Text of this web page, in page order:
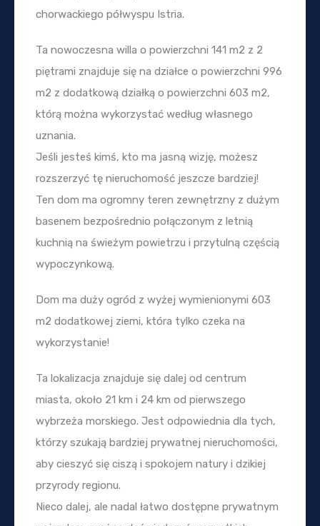
chorwackiego półwyspu Istria.
Ta nowoczesna willa o powierzchni 141 m2 z 2
piętrami znajduje się na działce o powierzchni 996
m2 z dodatkową działką o powierzchni 603 m2,
którą można wykorzystać według własnego
uznania.
Jeśli jesteś kimś, kto ma jasną wizję, możesz
rozszerzyć tę nieruchomość jeszcze bardziej!
Ten dom ma ogromny teren zewnętrzny z dużym
basenem bezpośrednio połączonym z letnią
kuchnią na świeżym powietrzu i przytulną częścią
wypoczynkową.
Dom ma duży ogród z wyżej wymienionymi 603
m2 dodatkowej ziemi, która tylko czeka na
wykorzystanie!
Ta lokalizacja znajduje się dalej od centrum
miasta, około 21 km i 24 km od pierwszego
wybrzeża morskiego. Jest odpowiednia dla tych,
którzy szukają bardziej prywatnej nieruchomości,
aby cieszyć się ciszą i spokojem natury i dzikiej
przyrody regionu.
Nieco dalej, ale nadal łatwo dostępne prywatnym